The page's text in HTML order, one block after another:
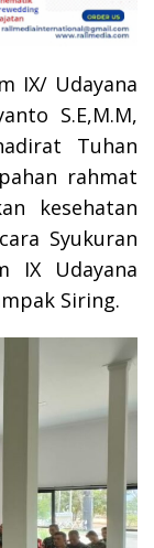
IX/ Udayana
S.E,M.M,
Tuhan
rahmat
kesehatan
Syukuran
IX Udayana
Siring.